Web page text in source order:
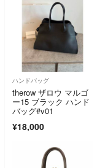
ハンドバッグ
therow ザロウ マルゴ
ー15 ブラック ハンド
バッグ#v01
¥18,000